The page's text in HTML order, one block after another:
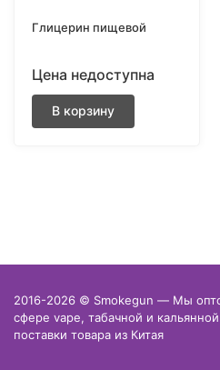
Глицерин пищевой
Цена недоступна
В корзину
2016-2026 © Smokegun — Мы
сфере vape, табачной и
поставки товара из Китая